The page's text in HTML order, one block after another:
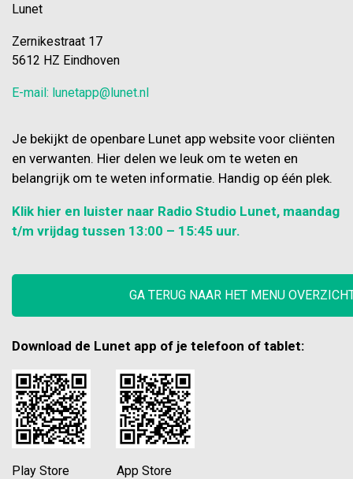
Lunet
Zernikestraat 17
5612 HZ Eindhoven
E-mail: lunetapp@lunet.nl
Je bekijkt de openbare Lunet app website voor cliënten
en verwanten. Hier delen we leuk om te weten en
belangrijk om te weten informatie. Handig op één plek.
Klik hier en luister naar Radio Studio Lunet, maandag
t/m vrijdag tussen 13:00 – 15:45 uur.
GA TERUG NAAR HET MENU
Download de Lunet app of je telefoon of tablet:
Play Store App Store